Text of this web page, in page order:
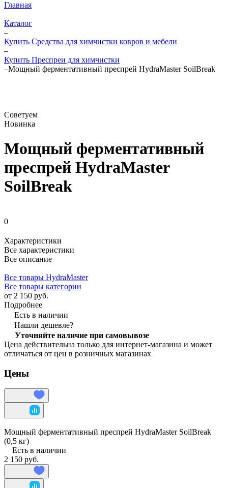
Главная
–
Каталог
–
Купить Средства для химчистки ковров и мебели
–
Купить Преспреи для химчистки
–Мощный ферментативный преспрей HydraMaster SoilBreak
Советуем
Новинка
Мощный ферментативный
преспрей HydraMaster
SoilBreak
0
Характеристики
Все характеристики
Все описание
Все товары HydraMaster
Все товары категории
от 2 150 руб.
Подробнее
Есть в наличии
Нашли дешевле?
Уточняйте наличие при самовывозе
Цена действительна только для интернет-магазина и может
отличаться от цен в розничных магазинах
Цены
Мощный ферментативный преспрей HydraMaster SoilBreak
(0,5 кг)
Есть в наличии
2 150 руб.